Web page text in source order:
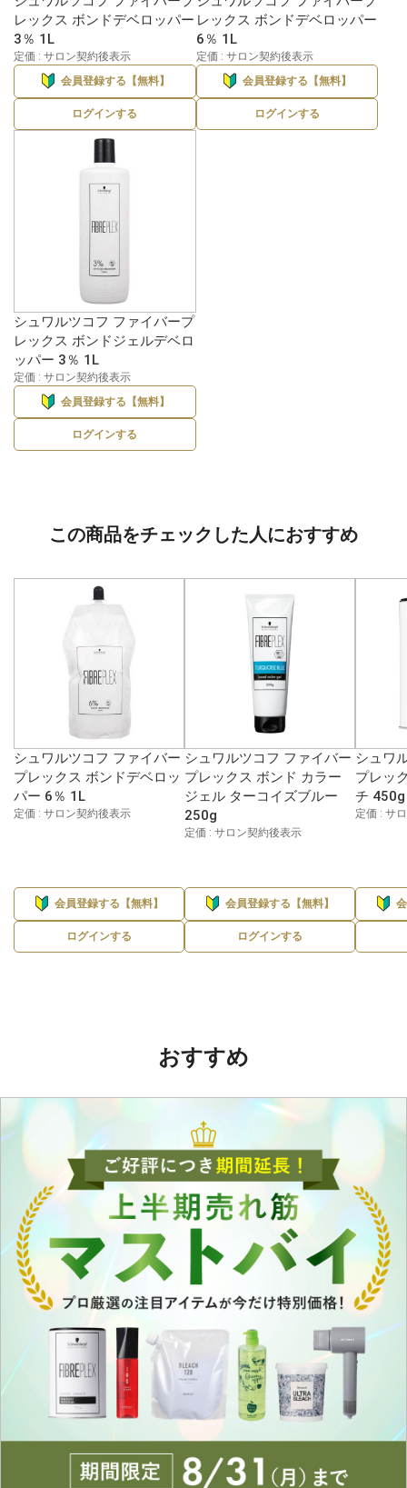
レックス ボンドデベロッパー
3％ 1L
定価 : サロン契約後表示
会員登録する【無料】
ログインする
レックス ボンドデベロッパー
6％ 1L
定価 : サロン契約後表示
会員登録する【無料】
ログインする
シュワルツコフ ファイバープ
レックス ボンドジェルデベロ
ッパー 3％ 1L
定価 : サロン契約後表示
会員登録する【無料】
ログインする
この商品をチェックした人におすすめ
シュワルツコフ ファイバー
プレックス ボンドデベロッ
パー 6％ 1L
定価 : サロン契約後表示
会員登録する【無料】
ログインする
シュワルツコフ ファイバー
プレックス ボンド カラー
ジェル ターコイズブルー
250g
定価 : サロン契約後表示
会員登録する【無料】
ログインする
シュワ
プレッ
チ 450g
定価 : サ
おすすめ